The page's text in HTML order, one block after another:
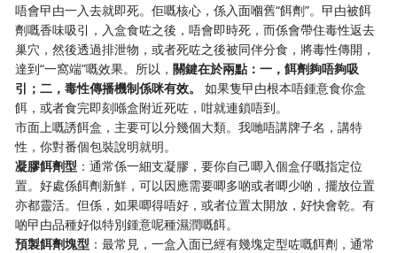
唔會曱甴一入去就即死。佢嘅核心，係入面嗰舊“餌劑”。曱甴被餌
劑嘅香味吸引，入盒食咗之後，唔會即時死，而係會帶住毒性返去
巢穴，然後透過排泄物，或者死咗之後被同伴分食，將毒性傳開，
達到“一窩端”嘅效果。所以，關鍵在於兩點：一，餌劑夠唔夠吸
引；二，毒性傳播機制係咪有效。
如果隻曱甴根本唔鍾意食你盒
餌，或者食完即刻喺盒附近死咗，咁就連鎖唔到。
市面上嘅誘餌盒，主要可以分幾個大類。我哋唔講牌子名，講特
性，你對番個包裝說明就明。
凝膠餌劑型 ：通常係一細支凝膠，要你自己唧入個盒仔嘅指定位
置。好處係餌劑新鮮，可以因應需要唧多啲或者唧少啲，擺放位置
亦都靈活。但係，如果唧得唔好，或者位置太開放，好快會乾。有
啲曱甴品種好似特別鍾意呢種濕潤嘅餌。
預製餌劑塊型 ：最常見，一盒入面已經有幾塊定型咗嘅餌劑，通常